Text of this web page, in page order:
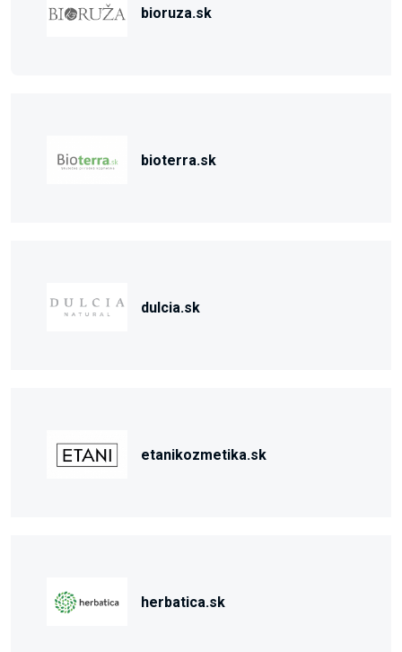
bioruza.sk
bioterra.sk
dulcia.sk
etanikozmetika.sk
herbatica.sk